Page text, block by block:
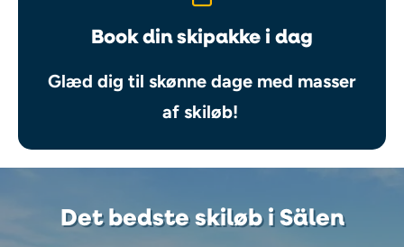
Book din skipakke i dag
Glæd dig til skønne dage med masser
af skiløb!
Det bedste skiløb i Sälen